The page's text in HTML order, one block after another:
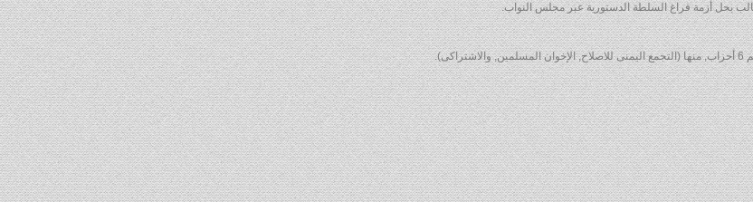
بحل أزمة فراغ السلطة الدستورية عبر مجلس النواب.